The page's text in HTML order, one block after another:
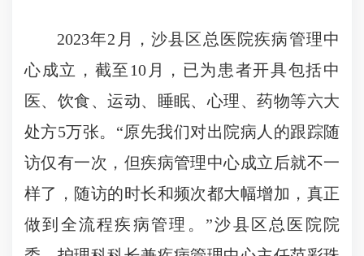
2023年2月，沙县区总医院疾病管理中
心成立，截至10月，已为患者开具包括中
医、饮食、运动、睡眠、心理、药物等六大
处方5万张。“原先我们对出院病人的跟踪随
访仅有一次，但疾病管理中心成立后就不一
样了，随访的时长和频次都大幅增加，真正
做到全流程疾病管理。”沙县区总医院院